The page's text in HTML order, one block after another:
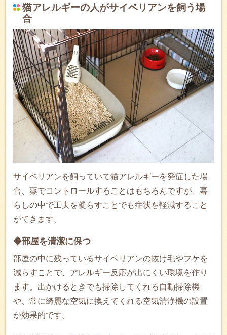
猫アレルギーの人がサイベリアンを飼う場
合
サイベリアンを飼っていて猫アレルギーを発症した場
合、薬でコントロールすることはもちろんですが、暮
らしの中で工夫を凝らすことでも症状を軽減すること
ができます。
◆部屋を清潔に保つ
部屋の中に残っているサイベリアンの抜け毛やフケを
減らすことで、アレルギー反応が出にくい環境を作り
ます。出かけるときでも掃除してくれる自動掃除機
や、常に綺麗な空気に換えてくれる空気清浄機の設置
が効果的です。